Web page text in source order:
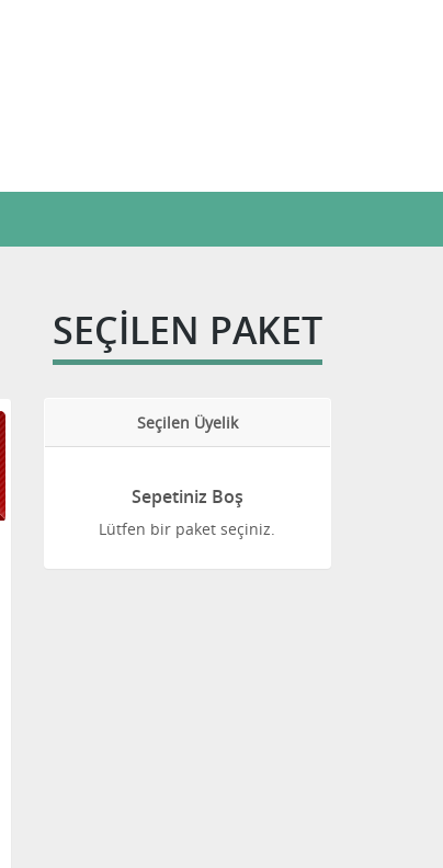
SEÇİLEN PAKET
Seçilen Üyelik
Sepetiniz Boş
Lütfen bir paket seçiniz.